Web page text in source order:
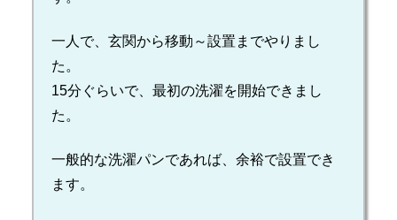
一人で、玄関から移動～設置までやりまし
た。
15分ぐらいで、最初の洗濯を開始できまし
た。
一般的な洗濯パンであれば、余裕で設置でき
ます。